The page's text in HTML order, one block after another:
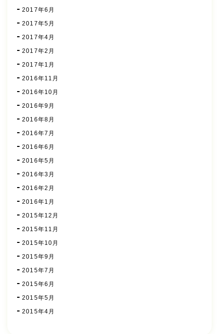
2017年6月
2017年5月
2017年4月
2017年2月
2017年1月
2016年11月
2016年10月
2016年9月
2016年8月
2016年7月
2016年6月
2016年5月
2016年3月
2016年2月
2016年1月
2015年12月
2015年11月
2015年10月
2015年9月
2015年7月
2015年6月
2015年5月
2015年4月